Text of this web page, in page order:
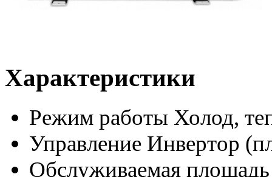
Характеристики
Режим работы Холод,
Управление Инвертор
Обслуживаемая